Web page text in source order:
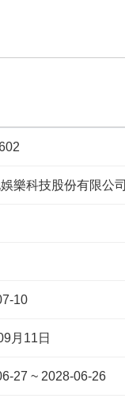
樂科技股份有限公司
10
月11日
27 ~ 2028-06-26